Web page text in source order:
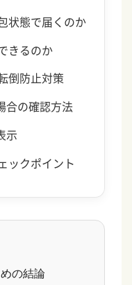
状態で届くのか
きるのか
倒防止対策
合の確認方法
示
ックポイント
の結論